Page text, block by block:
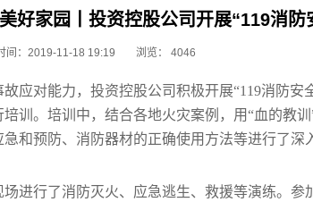
好家园丨投资控股公司开展“119消防
间：2019-11-18 19:19 浏览： 4046
对能力，投资控股公司积极开展“119消防安
。培训中，结合各地火灾案例，用“血的教训
和预防、消防器材的正确使用方法等进行了深
进行了消防灭火、应急逃生、救援等演练。参